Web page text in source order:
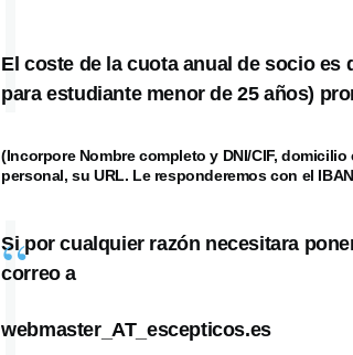
El coste de la cuota anual de socio es
para estudiante menor de 25 años)
(Incorpore Nombre completo y DNI/CIF,
personal, su URL. Le responderemos con el
Si por cualquier razón necesitara
correo a
webmaster_AT_escepticos.es